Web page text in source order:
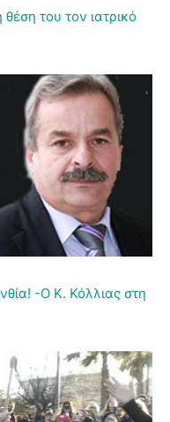
του τον ιατρικό
-Ο Κ. Κόλλιας στη